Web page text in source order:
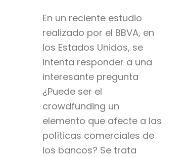
En un reciente estudio
realizado por el BBVA, en
los Estados Unidos, se
intenta responder a una
interesante pregunta
¿Puede ser el
crowdfunding un
elemento que afecte a las
políticas comerciales de
los bancos? Se trata